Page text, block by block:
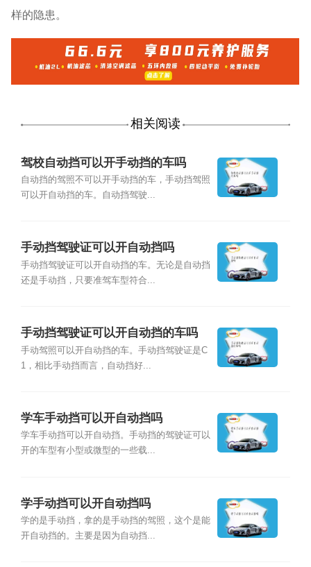
样的隐患。
相关阅读
驾校自动挡可以开手动挡的车吗
自动挡的驾照不可以开手动挡的车，手动挡驾照
可以开自动挡的车。自动挡驾驶...
手动挡驾驶证可以开自动挡吗
手动挡驾驶证可以开自动挡的车。无论是自动挡
还是手动挡，只要准驾车型符合...
手动挡驾驶证可以开自动挡的车吗
手动驾照可以开自动挡的车。手动挡驾驶证是C
1，相比手动挡而言，自动挡好...
学车手动挡可以开自动挡吗
学车手动挡可以开自动挡。手动挡的驾驶证可以
开的车型有小型或微型的一些载...
学手动挡可以开自动挡吗
学的是手动挡，拿的是手动挡的驾照，这个是能
开自动挡的。主要是因为自动挡...